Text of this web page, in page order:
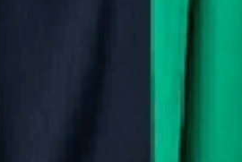
Son professionnalisme
de mon entreprise. En résumé, je